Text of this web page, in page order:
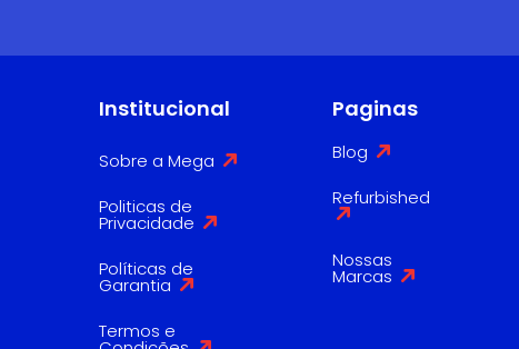
Institucional
Sobre a Mega
Politicas de
Privacidade
Políticas de
Garantia
Termos e
Paginas
Blog
Refurbished
Nossas
Marcas